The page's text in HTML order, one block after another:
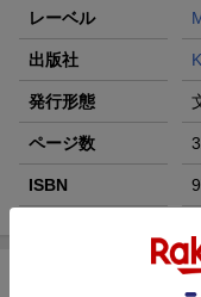
レーベル
出版社
発行形態
ページ数
ISBN